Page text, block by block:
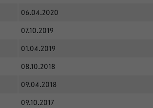
06.04.2020
07.10.2019
01.04.2019
08.10.2018
09.04.2018
09.10.2017